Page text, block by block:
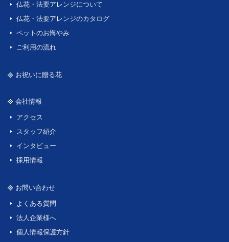
仏花・法要アレンジについて
仏花・法要アレンジのカタログ
ペットのお悔やみ
ご利用の流れ
お祝いに贈る花
会社情報
アクセス
スタッフ紹介
インタビュー
採用情報
お問い合わせ
よくある質問
法人企業様へ
個人情報保護方針